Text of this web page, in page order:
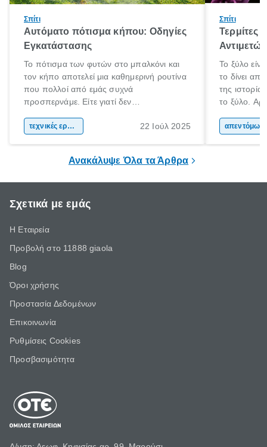
Σπίτι
Αυτόματο πότισμα κήπου: Οδηγίες
Εγκατάστασης
Το πότισμα των φυτών στο μπαλκόνι και
τον κήπο αποτελεί μια καθημερινή ρουτίνα
που πολλοί από εμάς συχνά
προσπερνάμε. Είτε γιατί δεν
Αυτό ωστόσο, έχει πολύ αρνητικές
και μάλιστα, είναι καλό να την λαμβάνουν
τεχνικές εργασίες 22 Ιούλ 2025
Σπίτι
Τερμίτες
Το ξύλο
το δίνει
της
το ξύλο.
και
Ανακάλυψε Όλα τα Άρθρα
Σχετικά με εμάς
Η Εταιρεία
Προβολή στο 11888 giaola
Blog
Όροι χρήσης
Προστασία Δεδομένων
Επικοινωνία
Ρυθμίσεις Cookies
Προσβασιμότητα